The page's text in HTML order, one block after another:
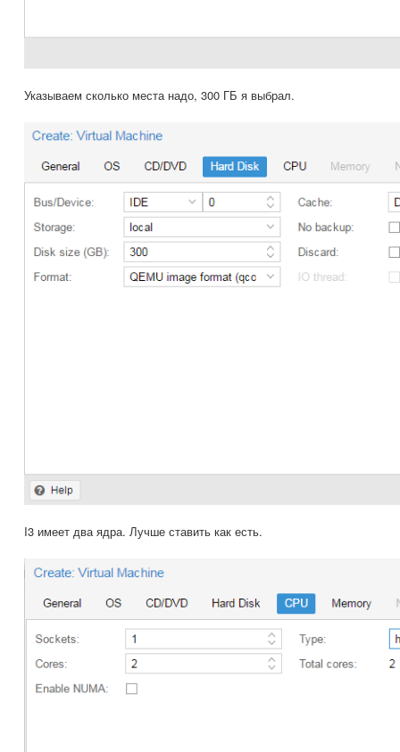
Указываем сколько места надо, 300 ГБ я выбрал.
I3 имеет два ядра. Лучше ставить как есть.